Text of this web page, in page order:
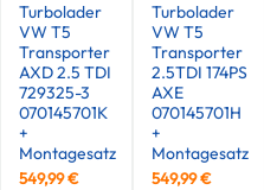
Turbolader
VW T5
Transporter
AXD 2.5 TDI
729325-3
070145701K
+
Montagesatz
549,99€
Turbolader
VW T5
Transporter
2.5TDI 174PS
AXE
070145701H
+
Montagesatz
549,99€